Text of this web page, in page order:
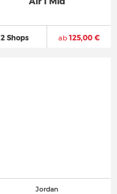
2 Shops ab125,00 €
Jordan